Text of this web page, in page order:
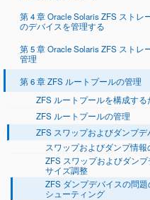
第 4 章 Oracle Solaris ZFS ストレ
のデバイスを管理する
第 5 章 Oracle Solaris ZFS ストレ
管理
第 6 章 ZFS ルートプールの管理
ZFS ルートプールを構成する
ZFS ルートプールの管理
ZFS スワップおよびダンプ
スワップおよびダンプ情報
ZFS スワップおよびダン
サイズ調整
ZFS ダンプデバイスの問
シューティング